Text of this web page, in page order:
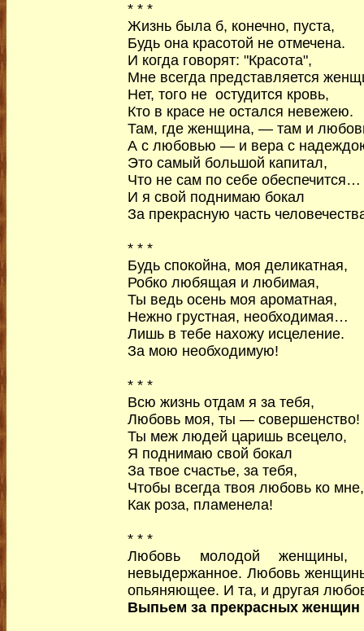
* * *
Жизнь была б, конечно, пуста,
Будь она красотой не отмечена.
И когда говорят: "Красота",
Мне всегда представляется
Нет, того не остудится кровь,
Кто в красе не остался невежею.
Там, где женщина, — там и
А с любовью — и вера с
Это самый большой капитал,
Что не сам по себе обеспечится…
И я свой поднимаю бокал
За прекрасную часть
* * *
Будь спокойна, моя деликатная,
Робко любящая и любимая,
Ты ведь осень моя ароматная,
Нежно грустная, необходимая…
Лишь в тебе нахожу исцеление.
За мою необходимую!
* * *
Всю жизнь отдам я за тебя,
Любовь моя, ты — совершенство!
Ты меж людей царишь всецело,
Я поднимаю свой бокал
За твое счастье, за тебя,
Чтобы всегда твоя любовь ко мне,
Как роза, пламенела!
* * *
Любовь молодой
невыдержанное. Любовь
опьяняющее. И та, и другая
Выпьем за прекрасных